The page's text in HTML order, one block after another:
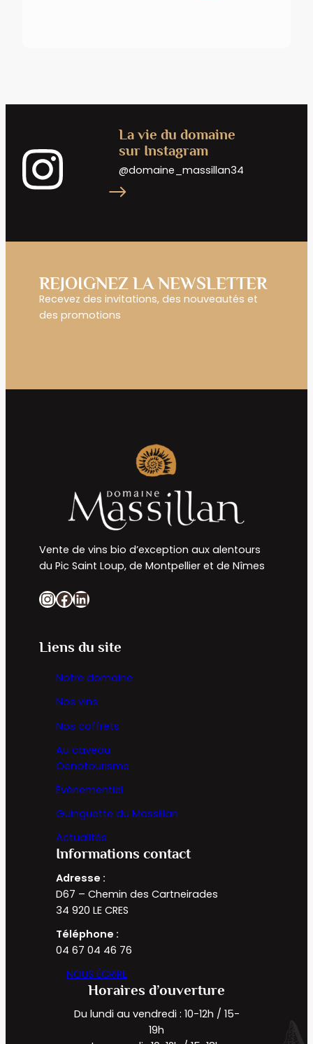
La vie du domaine
sur Instagram
@domaine_massillan34
REJOIGNEZ LA NEWSLETTER
Recevez des invitations, des nouveautés et
des promotions
Vente de vins bio d’exception aux alentours
du Pic Saint Loup, de Montpellier et de Nîmes
InstagramFacebook LinkedIn
Liens du site
Notre domaine
Nos vins
Nos coffrets
Au caveau
Oenotourisme
Événementiel
Guinguette du Massillan
Actualités
Informations contact
Adresse :
D67 – Chemin des Cartneirades
34 920 LE CRES
Téléphone :
04 67 04 46 76
NOUS ÉCRIRE
Horaires d’ouverture
Du lundi au vendredi : 10-12h / 15-
19h